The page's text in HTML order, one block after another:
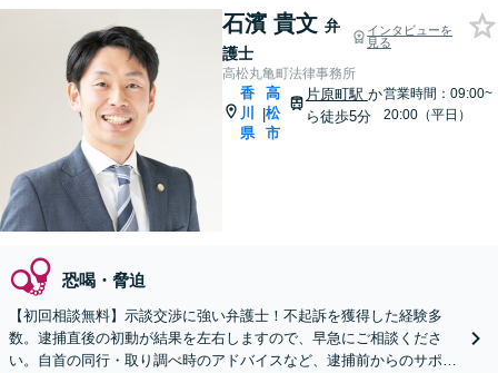
石濱 貴文 弁
護士
インタビューを
見る
高松丸亀町法律事務所
香
川
県
|
高
松
市
片原町駅 か
ら徒歩5分
営業時間：09:00~
20:00（平日）
恐喝・脅迫
【初回相談無料】示談交渉に強い弁護士！不起訴を獲得した経験多
数。逮捕直後の初動が結果を左右しますので、早急にご相談くださ
い。自首の同行・取り調べ時のアドバイスなど、逮捕前からのサポー